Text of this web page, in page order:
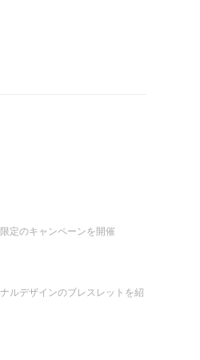
定のキャンペーンを開催
ルデザインのブレスレットを紹